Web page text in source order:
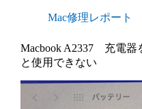
Mac修理レポート
Macbook A2337 充電器
と使用できない